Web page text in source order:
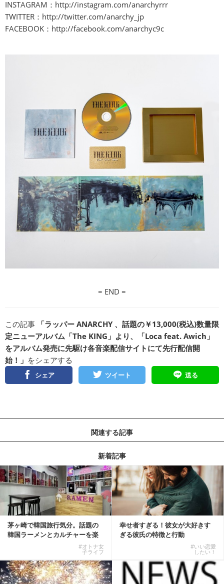
INSTAGRAM： http://instagram.com/anarchyrrr
TWITTER： http://twitter.com/anarchy_jp
FACEBOOK： http://facebook.com/anarchyc9c
= END =
この記事
「ラッパー ANARCHY 、話題の￥13,000(税込)数量限
定ニューアルバム「The KING」より、「Loca feat. Awich」
をアルバム発売に先駆け各音楽配信サイトにて先行配信開
始！」 をシェアする
シェア ツイート 送る
関連する記事
新着記事
茅ヶ崎で韓国旅行気分。話題の
韓国ラーメンとカルチャーを楽
#オトナ女
子ライフ
幸せ者すぎる！彼女が大好きす
ぎる彼氏の特徴と行動
#いい恋愛
したい！